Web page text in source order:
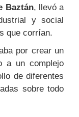
Baztán, llevó a
y social
que corrían.
por crear un
a un complejo
de diferentes
sobre todo